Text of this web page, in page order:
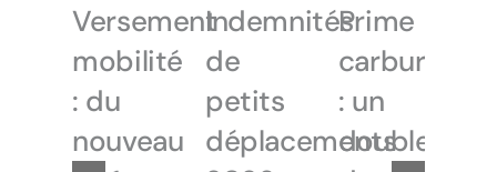
Versement
mobilité
: du
nouveau
Indemnités
de
petits
déplacements
Prime
carburant
: un